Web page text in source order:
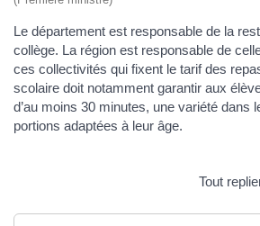
Le département est responsable de la
collège. La région est responsable de
ces collectivités qui fixent le tarif des
scolaire doit notamment garantir aux
d’au moins 30 minutes, une variété dans
portions adaptées à leur âge.
Tout